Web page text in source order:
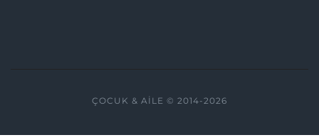
ÇOCUK & AILE © 2014-2026